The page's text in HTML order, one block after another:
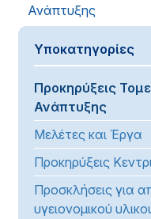
Ανάπτυξης
Υποκατηγορίες
Προκηρύξεις
Ανάπτυξης
Μελέτες και Έργα
Προκηρύξεις
Προσκλήσεις για
υγειονομικού